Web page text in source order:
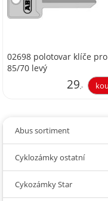
02698 polotovar klíče pro
85/70 levý
29,-
Abus sortiment
Cyklozámky ostatní
Cykozámky Star